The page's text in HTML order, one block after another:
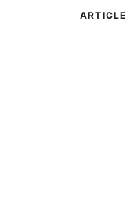
ARTICLE